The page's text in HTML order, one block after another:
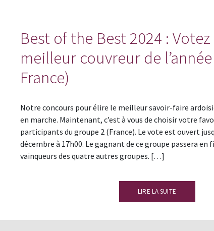
Best of the Best 2024 :
meilleur couvreur de
France)
Notre concours pour élire le meilleur savoir-faire
en marche. Maintenant, c’est à vous de choisir votre
participants du groupe 2 (France). Le vote est ouvert
décembre à 17h00. Le gagnant de ce groupe passera en
vainqueurs des quatre autres groupes. […]
LIRE LA SUITE